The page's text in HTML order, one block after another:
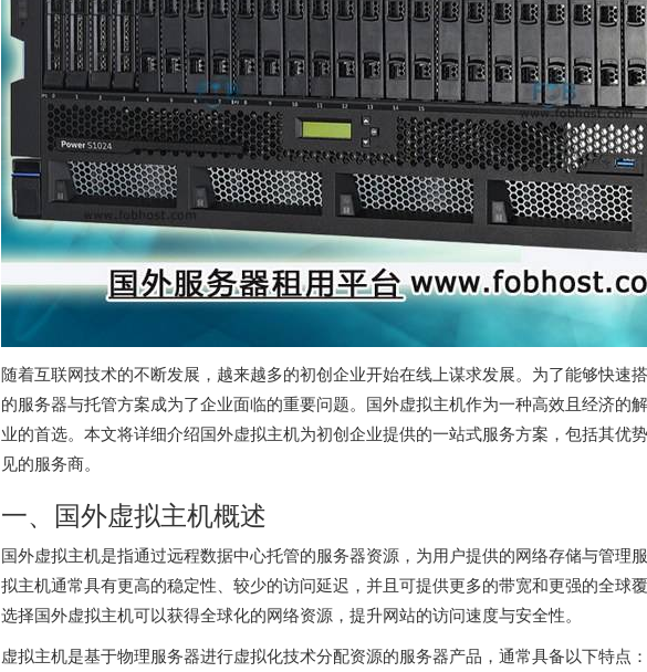
随着互联网技术的不断发展，越来越多的初创企业开始在线上谋求发展。为了能够快速
的服务器与托管方案成为了企业面临的重要问题。国外虚拟主机作为一种高效且经济的
业的首选。本文将详细介绍国外虚拟主机为初创企业提供的一站式服务方案，包括其优
见的服务商。
一、国外虚拟主机概述
国外虚拟主机是指通过远程数据中心托管的服务器资源，为用户提供的网络存储与管理
拟主机通常具有更高的稳定性、较少的访问延迟，并且可提供更多的带宽和更强的全球
选择国外虚拟主机可以获得全球化的网络资源，提升网站的访问速度与安全性。
虚拟主机是基于物理服务器进行虚拟化技术分配资源的服务器产品，通常具备以下特点